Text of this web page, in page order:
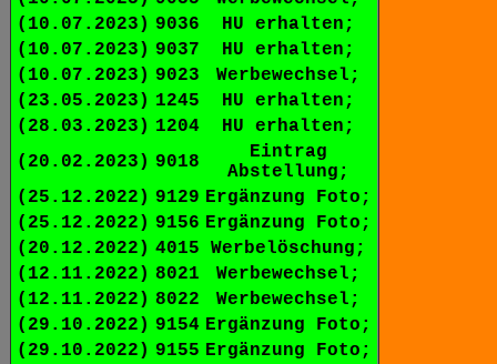
(10.07.2023) 9036
HU erhalten;
(10.07.2023) 9037
HU erhalten;
(10.07.2023) 9023
Werbewechsel;
(23.05.2023) 1245
HU erhalten;
(28.03.2023) 1204
HU erhalten;
(20.02.2023) 9018
Eintrag
Abstellung;
(25.12.2022) 9129 Ergänzung Foto;
(25.12.2022) 9156 Ergänzung Foto;
(20.12.2022) 4015
Werbelöschung;
(12.11.2022) 8021
Werbewechsel;
(12.11.2022) 8022
Werbewechsel;
(29.10.2022) 9154 Ergänzung Foto;
(29.10.2022) 9155 Ergänzung Foto;